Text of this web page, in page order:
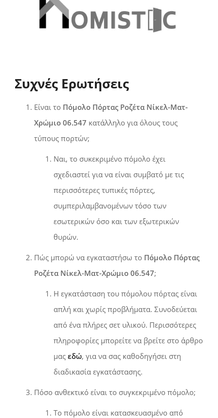
Συχνές Ερωτήσεις
Είναι το Πόμολο Πόρτας Ροζέτα Νίκελ-Ματ-
Χρώμιο 06.547 κατάλληλο για όλους τους
τύπους πορτών;
Ναι, το συκεκριμένο πόμολο έχει
σχεδιαστεί για να είναι συμβατό με τις
περισσότερες τυπικές πόρτες,
συμπεριλαμβανομένων τόσο των
εσωτερικών όσο και των εξωτερικών
θυρών.
Πώς μπορώ να εγκαταστήσω το Πόμολο Πόρτας
Ροζέτα Νίκελ-Ματ-Χρώμιο 06.547;
Η εγκατάσταση του πόμολου πόρτας είναι
απλή και χωρίς προβλήματα. Συνοδεύεται
από ένα πλήρες σετ υλικού. Περισσότερες
πληροφορίες μπορείτε να βρείτε στο άρθρο
μας εδώ, για να σας καθοδηγήσει στη
διαδικασία εγκατάστασης.
Πόσο ανθεκτικό είναι το συγκεκριμένο πόμολο;
Το πόμολο είναι κατασκευασμένο από